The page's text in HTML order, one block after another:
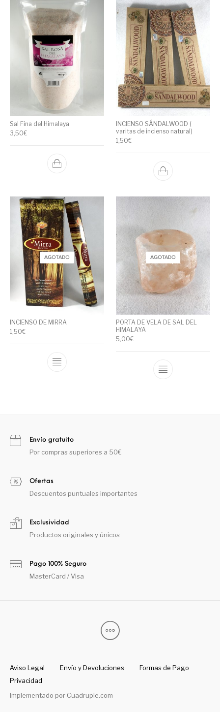
Sal Fina del Himalaya
3,50€
INCIENSO SÁNDALWOOD (
varitas de incienso natural)
1,50€
AGOTADO
INCIENSO DE MIRRA
1,50€
AGOTADO
PORTA DE VELA DE SAL DEL
HIMALAYA
5,00€
Envío gratuito
Por compras superiores a 50€
Ofertas
Descuentos puntuales importantes
Exclusividad
Productos originales y únicos
Pago 100% Seguro
MasterCard / Visa
Aviso Legal Envío y Devoluciones
Formas de Pago
Privacidad
Implementado por Cuadruple.com